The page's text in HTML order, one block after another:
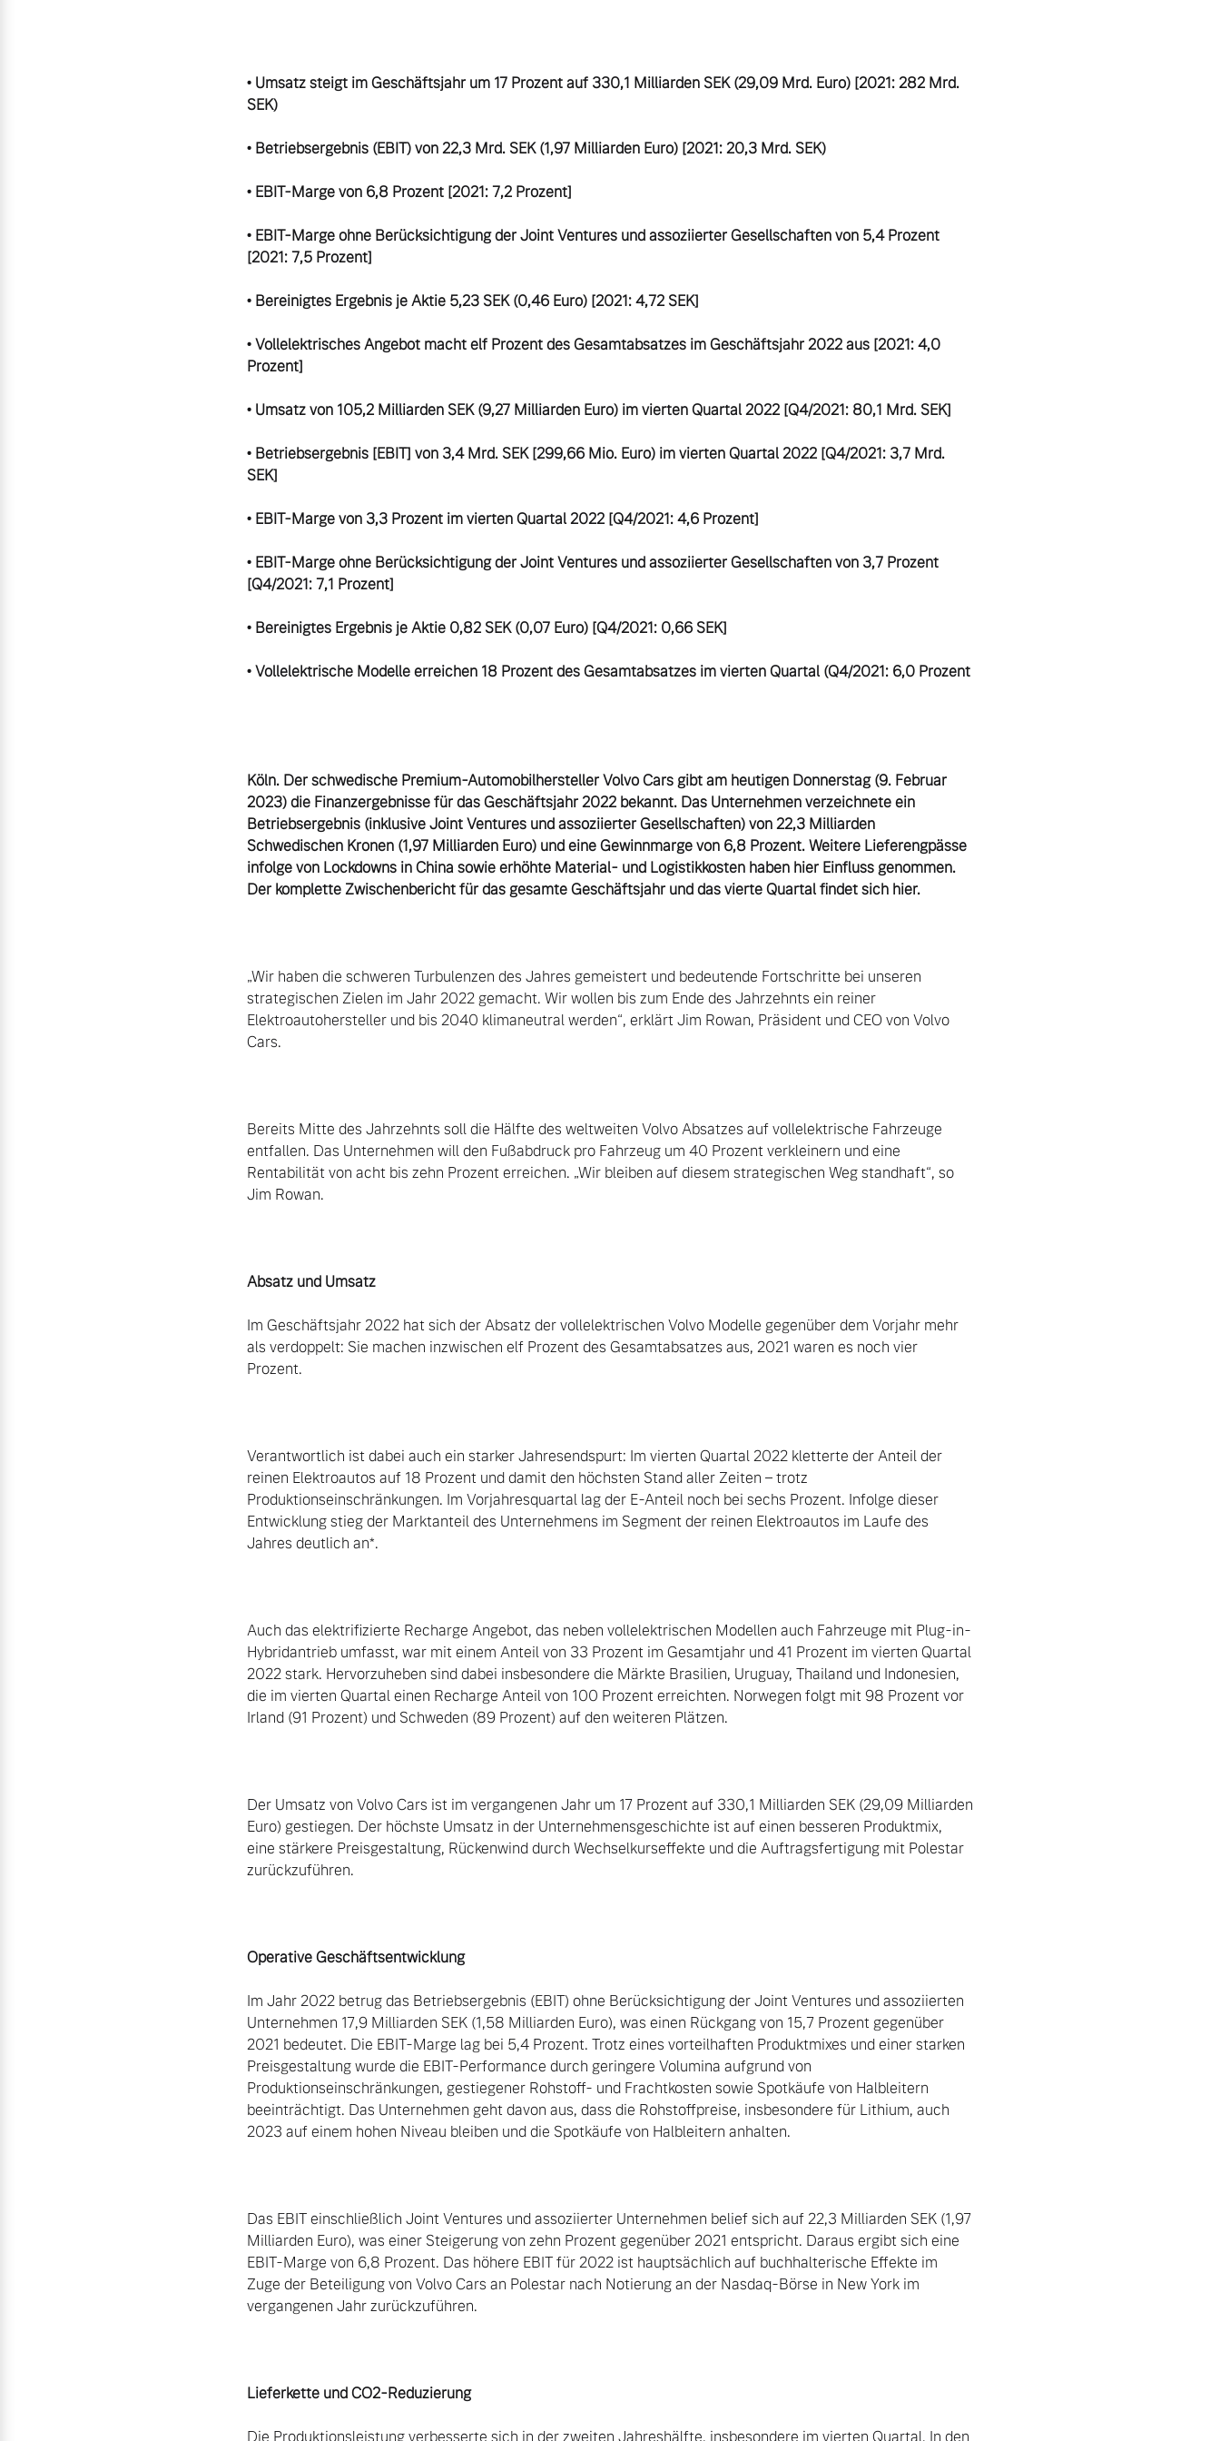
Aktuelle Serviceangebote
• Umsatz steigt im Geschäftsjahr um 17 Prozent auf 330,1 Milliarden SEK (29,09 Mrd. Euro) [2021: 282 Mrd.
SEK)
• Betriebsergebnis (EBIT) von 22,3 Mrd. SEK (1,97 Milliarden Euro) [2021: 20,3 Mrd. SEK)
• EBIT-Marge von 6,8 Prozent [2021: 7,2 Prozent]
• EBIT-Marge ohne Berücksichtigung der Joint Ventures und assoziierter Gesellschaften von 5,4 Prozent
[2021: 7,5 Prozent]
• Bereinigtes Ergebnis je Aktie 5,23 SEK (0,46 Euro) [2021: 4,72 SEK]
• Vollelektrisches Angebot macht elf Prozent des Gesamtabsatzes im Geschäftsjahr 2022 aus [2021: 4,0
Prozent]
• Umsatz von 105,2 Milliarden SEK (9,27 Milliarden Euro) im vierten Quartal 2022 [Q4/2021: 80,1 Mrd. SEK]
• Betriebsergebnis [EBIT] von 3,4 Mrd. SEK [299,66 Mio. Euro) im vierten Quartal 2022 [Q4/2021: 3,7 Mrd.
SEK]
• EBIT-Marge von 3,3 Prozent im vierten Quartal 2022 [Q4/2021: 4,6 Prozent]
• EBIT-Marge ohne Berücksichtigung der Joint Ventures und assoziierter Gesellschaften von 3,7 Prozent
[Q4/2021: 7,1 Prozent]
• Bereinigtes Ergebnis je Aktie 0,82 SEK (0,07 Euro) [Q4/2021: 0,66 SEK]
• Vollelektrische Modelle erreichen 18 Prozent des Gesamtabsatzes im vierten Quartal (Q4/2021: 6,0 Prozent
Köln. Der schwedische Premium-Automobilhersteller Volvo Cars gibt am heutigen Donnerstag (9. Februar
2023) die Finanzergebnisse für das Geschäftsjahr 2022 bekannt. Das Unternehmen verzeichnete ein
Betriebsergebnis (inklusive Joint Ventures und assoziierter Gesellschaften) von 22,3 Milliarden
Schwedischen Kronen (1,97 Milliarden Euro) und eine Gewinnmarge von 6,8 Prozent. Weitere Lieferengpässe
infolge von Lockdowns in China sowie erhöhte Material- und Logistikkosten haben hier Einfluss genommen.
„Wir haben die schweren Turbulenzen des Jahres gemeistert und bedeutende Fortschritte bei unseren
strategischen Zielen im Jahr 2022 gemacht. Wir wollen bis zum Ende des Jahrzehnts ein reiner
Elektroautohersteller und bis 2040 klimaneutral werden“, erklärt Jim Rowan, Präsident und CEO von Volvo
Cars.
Bereits Mitte des Jahrzehnts soll die Hälfte des weltweiten Volvo Absatzes auf vollelektrische Fahrzeuge
entfallen. Das Unternehmen will den Fußabdruck pro Fahrzeug um 40 Prozent verkleinern und eine
Rentabilität von acht bis zehn Prozent erreichen. „Wir bleiben auf diesem strategischen Weg standhaft“, so
Jim Rowan.
Absatz und Umsatz
Im Geschäftsjahr 2022 hat sich der Absatz der vollelektrischen Volvo Modelle gegenüber dem Vorjahr mehr
als verdoppelt: Sie machen inzwischen elf Prozent des Gesamtabsatzes aus, 2021 waren es noch vier
Prozent.
Verantwortlich ist dabei auch ein starker Jahresendspurt: Im vierten Quartal 2022 kletterte der Anteil der
reinen Elektroautos auf 18 Prozent und damit den höchsten Stand aller Zeiten – trotz
Produktionseinschränkungen. Im Vorjahresquartal lag der E-Anteil noch bei sechs Prozent. Infolge dieser
Entwicklung stieg der Marktanteil des Unternehmens im Segment der reinen Elektroautos im Laufe des
Jahres deutlich an*.
Auch das elektrifizierte Recharge Angebot, das neben vollelektrischen Modellen auch Fahrzeuge mit Plug-in-
Hybridantrieb umfasst, war mit einem Anteil von 33 Prozent im Gesamtjahr und 41 Prozent im vierten Quartal
2022 stark. Hervorzuheben sind dabei insbesondere die Märkte Brasilien, Uruguay, Thailand und Indonesien,
die im vierten Quartal einen Recharge Anteil von 100 Prozent erreichten. Norwegen folgt mit 98 Prozent vor
Irland (91 Prozent) und Schweden (89 Prozent) auf den weiteren Plätzen.
Der Umsatz von Volvo Cars ist im vergangenen Jahr um 17 Prozent auf 330,1 Milliarden SEK (29,09 Milliarden
Euro) gestiegen. Der höchste Umsatz in der Unternehmensgeschichte ist auf einen besseren Produktmix,
eine stärkere Preisgestaltung, Rückenwind durch Wechselkurseffekte und die Auftragsfertigung mit Polestar
zurückzuführen.
Operative Geschäftsentwicklung
Im Jahr 2022 betrug das Betriebsergebnis (EBIT) ohne Berücksichtigung der Joint Ventures und assoziierten
Unternehmen 17,9 Milliarden SEK (1,58 Milliarden Euro), was einen Rückgang von 15,7 Prozent gegenüber
2021 bedeutet. Die EBIT-Marge lag bei 5,4 Prozent. Trotz eines vorteilhaften Produktmixes und einer starken
Preisgestaltung wurde die EBIT-Performance durch geringere Volumina aufgrund von
Produktionseinschränkungen, gestiegener Rohstoff- und Frachtkosten sowie Spotkäufe von Halbleitern
beeinträchtigt. Das Unternehmen geht davon aus, dass die Rohstoffpreise, insbesondere für Lithium, auch
2023 auf einem hohen Niveau bleiben und die Spotkäufe von Halbleitern anhalten.
Das EBIT einschließlich Joint Ventures und assoziierter Unternehmen belief sich auf 22,3 Milliarden SEK (1,97
Milliarden Euro), was einer Steigerung von zehn Prozent gegenüber 2021 entspricht. Daraus ergibt sich eine
EBIT-Marge von 6,8 Prozent. Das höhere EBIT für 2022 ist hauptsächlich auf buchhalterische Effekte im
Zuge der Beteiligung von Volvo Cars an Polestar nach Notierung an der Nasdaq-Börse in New York im
vergangenen Jahr zurückzuführen.
Lieferkette und CO2-Reduzierung
Die Produktionsleistung verbesserte sich in der zweiten Jahreshälfte, insbesondere im vierten Quartal. In den